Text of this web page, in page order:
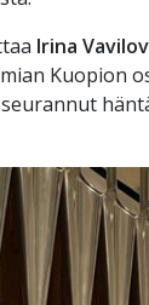
Irina
Kuopion